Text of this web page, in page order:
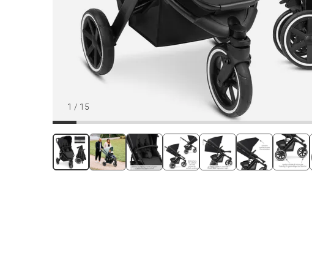
1 / 15